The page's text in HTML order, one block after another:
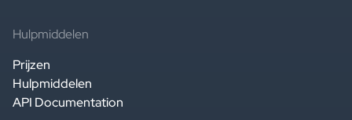
Hulpmiddelen
Prijzen
Hulpmiddelen
API Documentation